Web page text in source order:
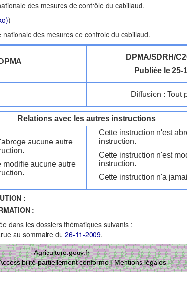
des mesures de contrôle du cabillaud.
)
des mesures de controle du cabillaud.
DPMA
DPMA/SDRH/
Publiée le 25-
Diffusion : Tout
Relations avec les autres instructions
aucune autre
modifie aucune autre
Cette instruction n'est
instruction.
Cette instruction n'est
instruction.
Cette instruction n'a
:
:
dans les dossiers thématiques suivants :
au sommaire du 26-11-2009.
Agriculture.gouv.fr
partiellement conforme|Mentions légales